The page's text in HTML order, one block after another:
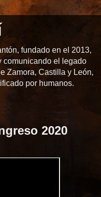
fundado en el 2013,
comunicando el legado
Zamora, Castilla y León,
por humanos.
2020